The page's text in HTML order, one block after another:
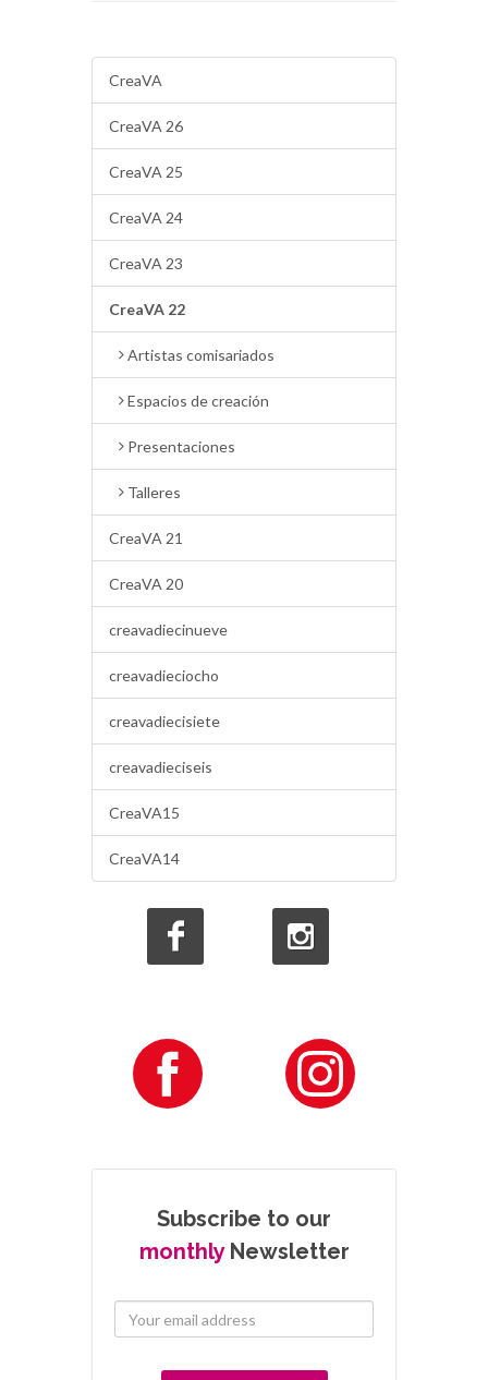
CreaVA
CreaVA 26
CreaVA 25
CreaVA 24
CreaVA 23
CreaVA 22
Artistas comisariados
Espacios de creación
Presentaciones
Talleres
CreaVA 21
CreaVA 20
creavadiecinueve
creavadieciocho
creavadiecisiete
creavadieciseis
CreaVA15
CreaVA14
Subscribe to our
monthlyNewsletter